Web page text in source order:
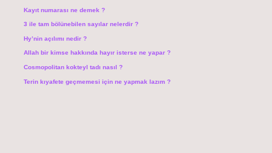
Kayıt numarası ne demek ?
3 ile tam bölünebilen sayılar nelerdir ?
Hy’nin açılımı nedir ?
Allah bir kimse hakkında hayır isterse ne yapar ?
Cosmopolitan kokteyl tadı nasıl ?
Terin kıyafete geçmemesi için ne yapmak lazım ?